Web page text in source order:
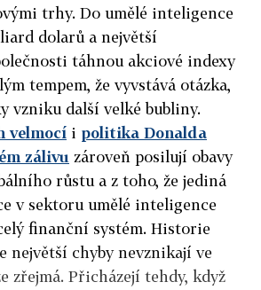
trhy. Do umělé inteligence
dolarů a největší
táhnou akciové indexy
tempem, že vyvstává otázka,
vzniku další velké bubliny.
velmocí i politika Donalda
zálivu zároveň posilují obavy
růstu a z toho, že jediná
v sektoru umělé inteligence
finanční systém. Historie
největší chyby nevznikají ve
zřejmá. Přicházejí tehdy, když